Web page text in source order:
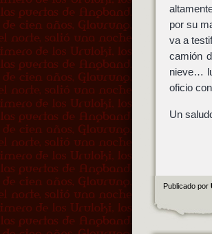
por su
va a
camión
nieve…
oficio
Un
Publicado por